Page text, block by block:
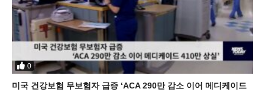
0
미국 건강보험 무보험자 급증 ‘ACA 290만 감소 이어 메디케이드